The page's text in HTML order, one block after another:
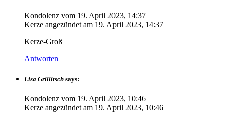
Kondolenz vom 19. April 2023, 14:37
Kerze angezündet am 19. April 2023, 14:37
Kerze-Groß
Antworten
Lisa Grillitsch says:
Kondolenz vom 19. April 2023, 10:46
Kerze angezündet am 19. April 2023, 10:46